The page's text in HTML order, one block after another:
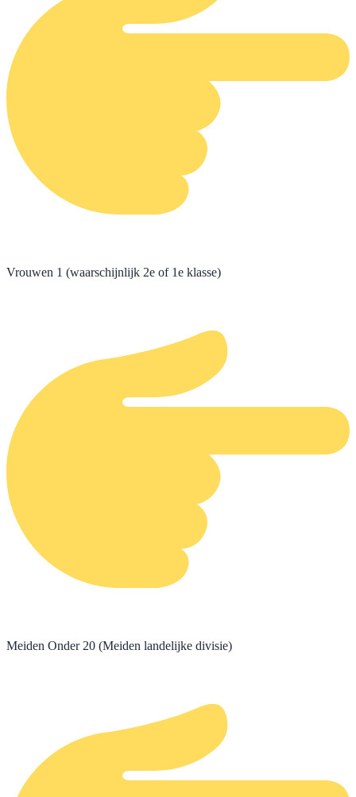
Vrouwen 1 (waarschijnlijk 2e of 1e klasse)
Meiden Onder 20 (Meiden landelijke divisie)